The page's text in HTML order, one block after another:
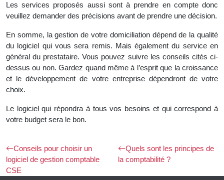
Les services proposés aussi sont à prendre en compte donc
veuillez demander des précisions avant de prendre une décision.
En somme, la gestion de votre domiciliation dépend de la qualité
du logiciel qui vous sera remis. Mais également du service en
général du prestataire. Vous pouvez suivre les conseils cités ci-
dessus ou non. Gardez quand même à l’esprit que la croissance
et le développement de votre entreprise dépendront de votre
choix.
Le logiciel qui répondra à tous vos besoins et qui correspond à
votre budget sera le bon.
Conseils pour choisir un
logiciel de gestion comptable
CSE
Quels sont les principes de
la comptabilité ?